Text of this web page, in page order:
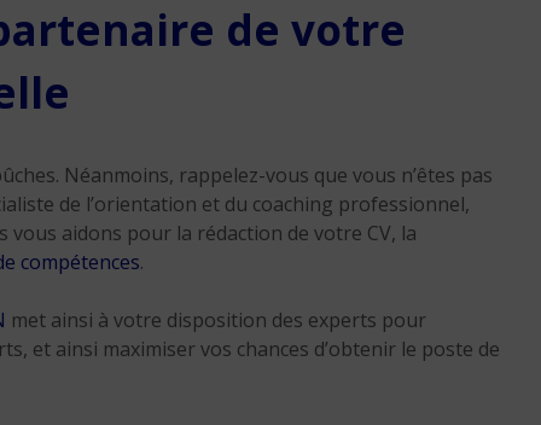
de votre
Néanmoins, rappelez-vous que vous n’êtes pas
de l’orientation et du coaching professionnel,
vous aidons pour la rédaction de votre CV, la
compétences.
met ainsi à votre disposition des experts pour
et ainsi maximiser vos chances d’obtenir le poste de